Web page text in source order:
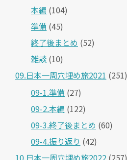
本編 (104)
準備 (45)
終了後まとめ (52)
雑談 (10)
09.日本一周穴埋め旅2021 (251)
09-1.準備 (27)
09-2.本編 (122)
09-3.終了後まとめ (60)
09-4.振り返り (42)
10.日本一周穴埋め旅2022 (257)